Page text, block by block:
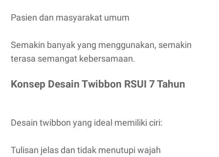
Pasien dan masyarakat umum
Semakin banyak yang menggunakan, semakin
terasa semangat kebersamaan.
Konsep Desain Twibbon RSUI 7 Tahun
Desain twibbon yang ideal memiliki ciri:
Tulisan jelas dan tidak menutupi wajah